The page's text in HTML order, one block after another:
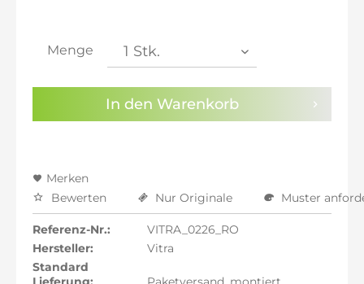
Sie haben dieDatenschutzbestimmungenzur
Kenntnis genommen.
inkl. 21% MwSt.: 299,96 €
inkl. 22% MwSt.: 302,44 €
Menge
In den Warenkorb
Merken
Bewerten
Nur Originale Muster
Referenz-Nr.:
VITRA_0226_RO
Hersteller:
Vitra
Standard